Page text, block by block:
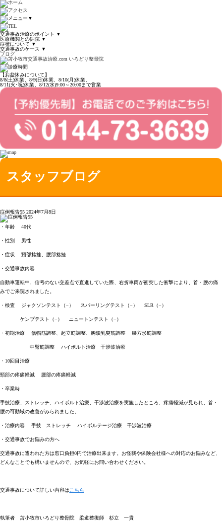
▼
交通事故治療のポイント
▼
医療機関との併院 ▼
症状について ▼
交通事故のケース
▼
ブログ
【お盆休みについて】
8/8(土)休業、8/9(日)休業、8/10(月)休業、
8/11(火･祝)休業、8/12(水)9:00～20:00まで営業
スタッフブログ
症例報告55 2024年7月8日
・年齢 40代
・性別 男性
・症状 頸部捻挫、腰部捻挫
・交通事故内容
自動車運転中、信号のない交差点で直進していた際、右折車両が衝突した衝撃により、首・腰の痛
みでご来院されました。
・検査 ジャクソンテスト（−） スパーリングテスト（−） SLR（−）
ケンプテスト（−） ニュートンテスト（−）
・初期治療 僧帽筋調整、起立筋調整、胸鎖乳突筋調整 腰方形筋調整
中臀筋調整 ハイボルト治療 干渉波治療
・10回目治療
頸部の疼痛軽減 腰部の疼痛軽減
・卒業時
手技治療、ストレッチ、ハイボルト治療、干渉波治療を実施したところ、疼痛軽減が見られ、首・
腰の可動域の改善がみられました。
・治療内容 手技 ストレッチ ハイボルテージ治療 干渉波治療
・交通事故でお悩みの方へ
交通事故に遭われた方は窓口負担0円で治療出来ます。お怪我や保険会社様への対応のお悩みなど、
どんなことでも構いませんので、お気軽にお問い合わせください。
交通事故について詳しい内容は こちら
執筆者 苫小牧市いろどり整骨院 柔道整復師 杉立 一貴